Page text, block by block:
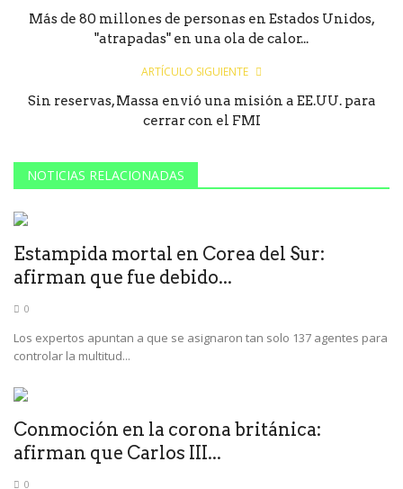
Más de 80 millones de personas en Estados Unidos,
"atrapadas" en una ola de calor...
ARTÍCULO SIGUIENTE
Sin reservas, Massa envió una misión a EE.UU. para
cerrar con el FMI
NOTICIAS RELACIONADAS
Estampida mortal en Corea del Sur:
afirman que fue debido...
0
Los expertos apuntan a que se asignaron tan solo 137 agentes para
controlar la multitud...
Conmoción en la corona británica:
afirman que Carlos III...
0